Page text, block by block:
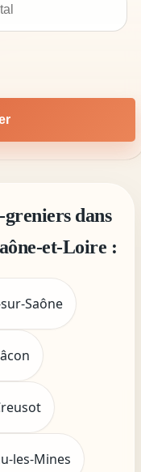
greniers dans
et-Loire :
Saône
les-Mines